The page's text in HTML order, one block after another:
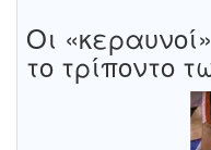
Οι
το τρίποντο